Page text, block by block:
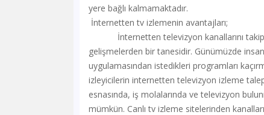
yere bağlı kalmamaktadır.
İnternetten tv izlemenin avantajları;
İnternetten televizyon kanallarını takip
gelişmelerden bir tanesidir. Günümüzde
uygulamasından istedikleri programları
izleyicilerin internetten televizyon izleme
esnasında, iş molalarında ve televizyon
mümkün. Canlı tv izleme sitelerinden